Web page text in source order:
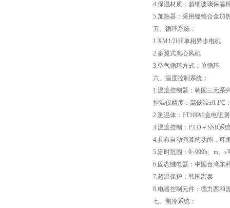
4.保温材质：超细玻璃保温
5.加热器：采用镍铬合金加
五、循环系统：
1.XM1/2HP单相异步电机
2.多翼式离心风机
3.空气循环方式：单循环
六、温度控制系统：
1.温度控制器：韩国三元系
控温仪精度：高低温±0.1℃
2.测温体：PT100铂金电阻
3.温度控制：P.I.D＋SSR系
4.具有自动演算的功能，可
5.定时范围：0~999h、m、s
6.固态继电器：中国台湾东
7.超温保护：韩国宏泰
8.电器控制元件：德力西和
七、制冷系统：